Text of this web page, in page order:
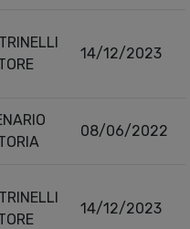
14/12/2023
08/06/2022
14/12/2023